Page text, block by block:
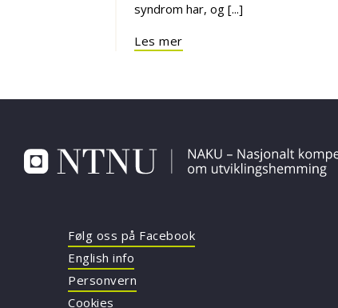
syndrom har, og [...]
Les mer
Følg oss på Facebook
English info
Personvern
Cookies